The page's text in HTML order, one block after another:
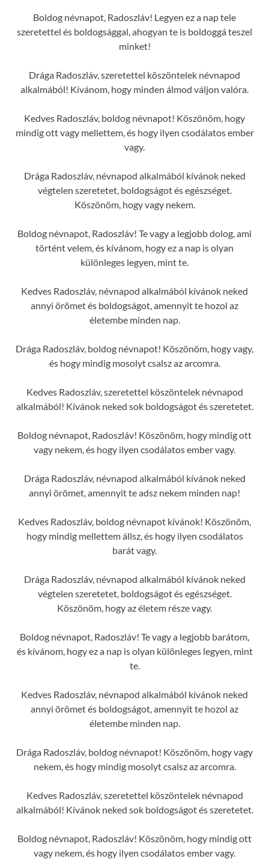
Boldog névnapot, Radoszláv! Legyen ez a nap tele
szeretettel és boldogsággal, ahogyan te is boldoggá teszel
minket!
Drága Radoszláv, szeretettel köszöntelek névnapod
alkalmából! Kívánom, hogy minden álmod váljon valóra.
Kedves Radoszláv, boldog névnapot! Köszönöm, hogy
mindig ott vagy mellettem, és hogy ilyen csodálatos ember
vagy.
Drága Radoszláv, névnapod alkalmából kívánok neked
végtelen szeretetet, boldogságot és egészséget.
Köszönöm, hogy vagy nekem.
Boldog névnapot, Radoszláv! Te vagy a legjobb dolog, ami
történt velem, és kívánom, hogy ez a nap is olyan
különleges legyen, mint te.
Kedves Radoszláv, névnapod alkalmából kívánok neked
annyi örömet és boldogságot, amennyit te hozol az
életembe minden nap.
Drága Radoszláv, boldog névnapot! Köszönöm, hogy vagy,
és hogy mindig mosolyt csalsz az arcomra.
Kedves Radoszláv, szeretettel köszöntelek névnapod
alkalmából! Kívánok neked sok boldogságot és szeretetet.
Boldog névnapot, Radoszláv! Köszönöm, hogy mindig ott
vagy nekem, és hogy ilyen csodálatos ember vagy.
Drága Radoszláv, névnapod alkalmából kívánok neked
annyi örömet, amennyit te adsz nekem minden nap!
Kedves Radoszláv, boldog névnapot kívánok! Köszönöm,
hogy mindig mellettem állsz, és hogy ilyen csodálatos
barát vagy.
Drága Radoszláv, névnapod alkalmából kívánok neked
végtelen szeretetet, boldogságot és egészséget.
Köszönöm, hogy az életem része vagy.
Boldog névnapot, Radoszláv! Te vagy a legjobb barátom,
és kívánom, hogy ez a nap is olyan különleges legyen, mint
te.
Kedves Radoszláv, névnapod alkalmából kívánok neked
annyi örömet és boldogságot, amennyit te hozol az
életembe minden nap.
Drága Radoszláv, boldog névnapot! Köszönöm, hogy vagy
nekem, és hogy mindig mosolyt csalsz az arcomra.
Kedves Radoszláv, szeretettel köszöntelek névnapod
alkalmából! Kívánok neked sok boldogságot és szeretetet.
Boldog névnapot, Radoszláv! Köszönöm, hogy mindig ott
vagy nekem, és hogy ilyen csodálatos ember vagy.